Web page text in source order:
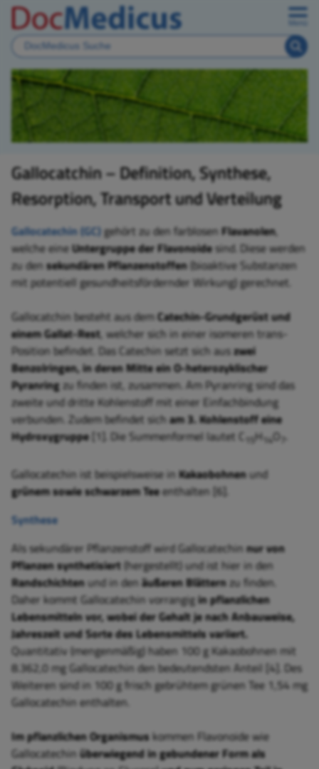
Gallocatchin – Definition, Synthese,
Resorption, Transport und Verteilung
Gallocatechin (GC)gehört zu den farblosenFlavanolen,
welche eineUntergruppe der Flavonoidesind. Diese werden
zu densekundären Pflanzenstoffen(bioaktive Substanzen
mit potentiell gesundheitsfördernder Wirkung) gerechnet.
Gallocatchin besteht aus demCatechin-Grundgerüst und
einem Gallat-Rest, welcher sich in einer isomeren trans-
Position befindet. Das Catechin setzt sich auszwei
Benzolringen, in deren Mitte ein O-heterozyklischer
Pyranring zu finden ist, zusammen. Am Pyranring sind das
zweite und dritte Kohlenstoff mit einer Einfachbindung
verbunden. Zudem befindet sicham 3. Kohlenstoff eine
Hydroxygruppe[1]. Die Summenformel lautet C 15H 14O
Gallocatechin ist beispielsweise inKakaobohnenund
grünem sowie schwarzem Teeenthalten [6].
Synthese
Als sekundärer Pflanzenstoff wird Gallocatechinnur von
Pflanzen synthetisiert(hergestellt) und ist hier in den
Randschichtenund in denäußeren Blätternzu finden.
Daher kommt Gallocatechin vorrangigin pflanzlichen
Lebensmitteln vor, wobei der Gehalt je nach Anbauweise,
Jahreszeit und Sorte des Lebensmittels variiert.
Quantitativ (mengenmäßig) haben 100 g Kakaobohnen mit
8.362,0 mg Gallocatechin den bedeutendsten Anteil [4]. Des
Weiteren sind in 100 g frisch gebrühtem grünen Tee 1,54 mg
Gallocatechin enthalten.
Im pflanzlichen Organismuskommen Flavonoide wie
Gallocatechinüberwiegend in gebundener Form als